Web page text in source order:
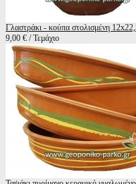
Γλαστράκι - κούπα στολισμένη
9,00 € / Τεμάχιο